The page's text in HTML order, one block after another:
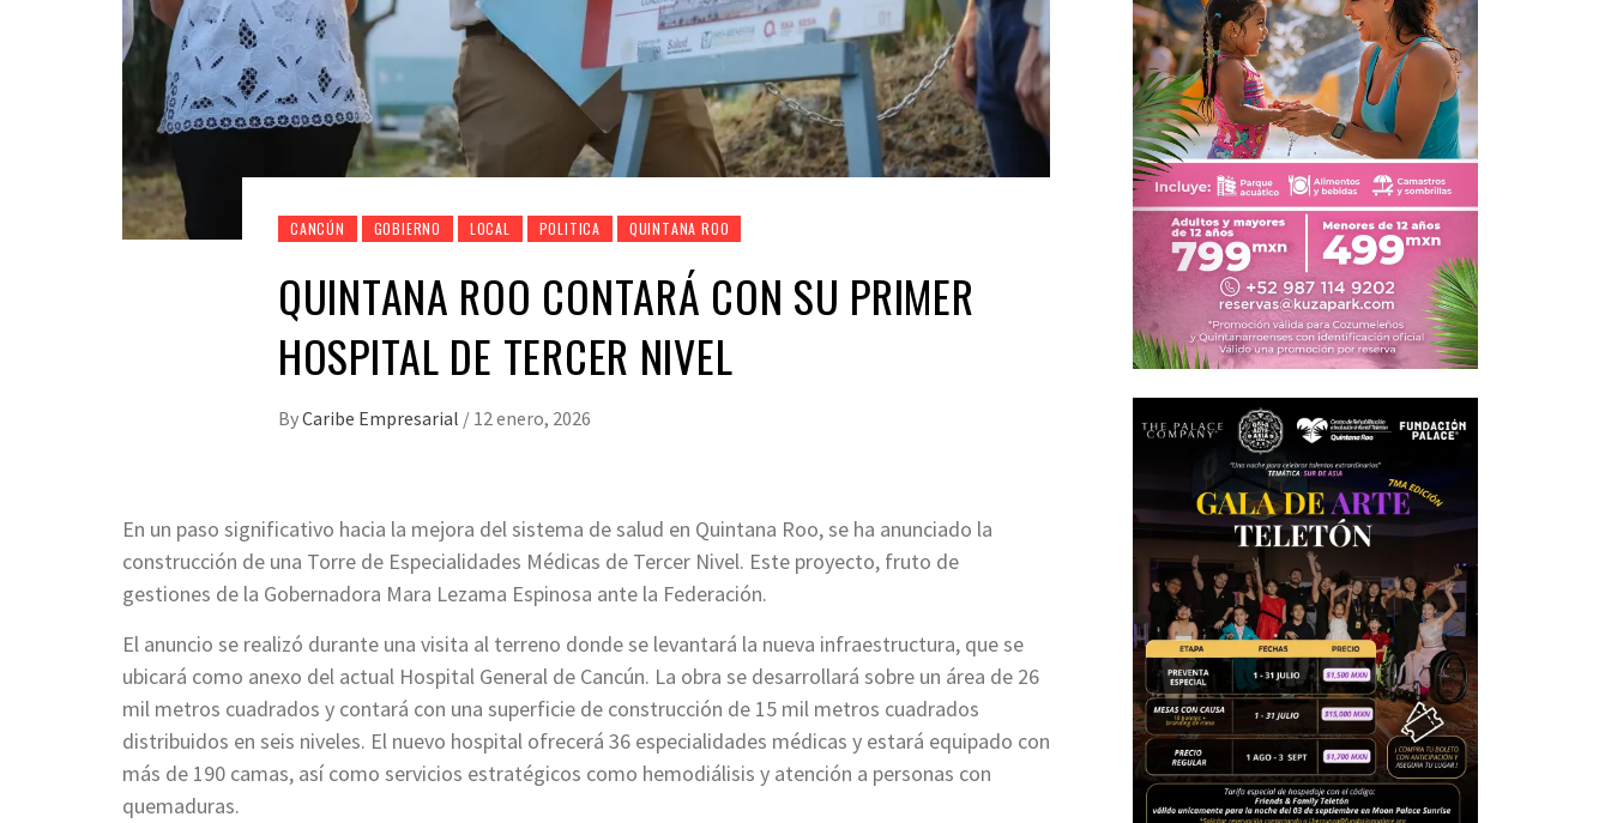
CANCÚN GOBIERNO LOCAL POLITICA QUINTANA ROO
QUINTANA ROO CONTARÁ CON SU PRIMER
HOSPITAL DE TERCER NIVEL
ByCaribe Empresarial / 12 enero, 2026
En un paso significativo hacia la mejora del sistema de salud en Quintana Roo, se ha anunciado la
construcción de una Torre de Especialidades Médicas de Tercer Nivel. Este proyecto, fruto de
gestiones de la Gobernadora Mara Lezama Espinosa ante la Federación.
El anuncio se realizó durante una visita al terreno donde se levantará la nueva infraestructura, que se
ubicará como anexo del actual Hospital General de Cancún. La obra se desarrollará sobre un área de 26
mil metros cuadrados y contará con una superficie de construcción de 15 mil metros cuadrados
distribuidos en seis niveles. El nuevo hospital ofrecerá 36 especialidades médicas y estará equipado con
más de 190 camas, así como servicios estratégicos como hemodiálisis y atención a personas con
quemaduras.